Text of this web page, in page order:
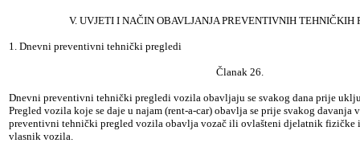
V. UVJETI I NAČIN OBAVLJANJA PREVENTIVNIH TEHNIČKIH
1. Dnevni preventivni tehnički pregledi
Članak 26.
Dnevni preventivni tehnički pregledi vozila obavljaju se svakog dana prije
Pregled vozila koje se daje u najam (rent-a-car) obavlja se prije svakog davanja
preventivni tehnički pregled vozila obavlja vozač ili ovlašteni djelatnik fizičke
vlasnik vozila.